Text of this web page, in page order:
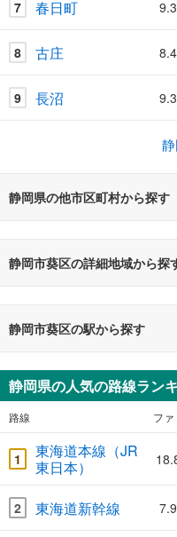
7 春日町
8 古庄
9 長沼
静岡県の他市区町村から探す
静岡市葵区の詳細地域から探
静岡市葵区の駅から探す
静岡県の人気の路線ラン
路線 フ
1
東海道本線（JR
東日本）
2 東海道新幹線